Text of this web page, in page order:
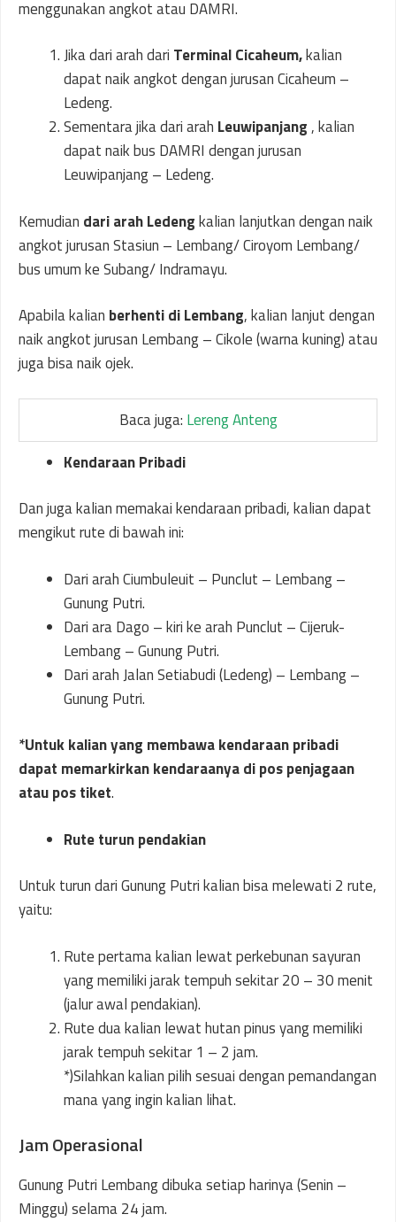
menggunakan angkot atau DAMRI.
Jika dari arah dari Terminal Cicaheum,kalian
dapat naik angkot dengan jurusan Cicaheum –
Ledeng.
Sementara jika dari arah Leuwipanjang, kalian
dapat naik bus DAMRI dengan jurusan
Leuwipanjang – Ledeng.
Kemudian dari arah Ledengkalian lanjutkan dengan naik
angkot jurusan Stasiun – Lembang/ Ciroyom Lembang/
bus umum ke Subang/ Indramayu.
Apabila kalian berhenti di Lembang, kalian lanjut dengan
naik angkot jurusan Lembang – Cikole (warna kuning) atau
juga bisa naik ojek.
Baca juga: Lereng Anteng
Kendaraan Pribadi
Dan juga kalian memakai kendaraan pribadi, kalian dapat
mengikut rute di bawah ini:
Dari arah Ciumbuleuit – Punclut – Lembang –
Gunung Putri.
Dari ara Dago – kiri ke arah Punclut – Cijeruk-
Lembang – Gunung Putri.
Dari arah Jalan Setiabudi (Ledeng) – Lembang –
Gunung Putri.
*Untuk kalian yang membawa kendaraan pribadi
dapat memarkirkan kendaraanya di pos penjagaan
atau pos tiket.
Rute turun pendakian
Untuk turun dari Gunung Putri kalian bisa melewati 2 rute,
yaitu:
Rute pertama kalian lewat perkebunan sayuran
yang memiliki jarak tempuh sekitar 20 – 30 menit
(jalur awal pendakian).
Rute dua kalian lewat hutan pinus yang memiliki
jarak tempuh sekitar 1 – 2 jam.
*)Silahkan kalian pilih sesuai dengan pemandangan
mana yang ingin kalian lihat.
Jam Operasional
Gunung Putri Lembang dibuka setiap harinya (Senin –
Minggu) selama 24 jam.